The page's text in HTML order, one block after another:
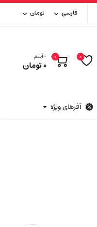
فارسی تومان
0
0 0 آیتم
0تومان
آفرهای ویژه